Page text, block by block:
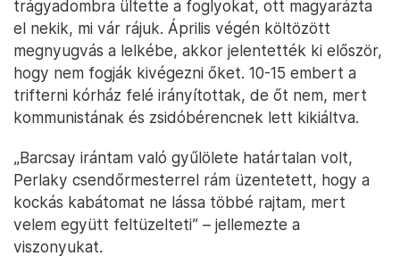
trágyadombra ültette a foglyokat, ott magyarázta
el nekik, mi vár rájuk. Április végén költözött
megnyugvás a lelkébe, akkor jelentették ki először,
hogy nem fogják kivégezni őket. 10-15 embert a
trifterni kórház felé irányítottak, de őt nem, mert
kommunistának és zsidóbérencnek lett kikiáltva.
„Barcsay irántam való gyűlölete határtalan volt,
Perlaky csendőrmesterrel rám üzentetett, hogy a
kockás kabátomat ne lássa többé rajtam, mert
velem együtt feltüzelteti” – jellemezte a
viszonyukat.